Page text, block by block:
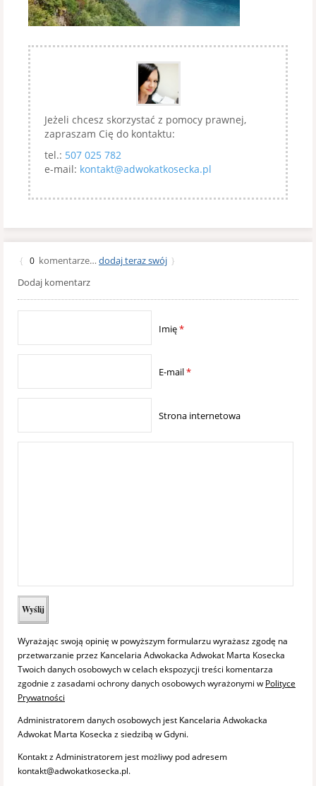
Jeżeli chcesz skorzystać z pomocy prawnej,
zapraszam Cię do kontaktu:
tel.: 507 025 782
e-mail: kontakt@adwokatkosecka.pl
{ 0 komentarze… dodaj teraz swój }
Dodaj komentarz
Imię*
E-mail*
Strona internetowa
Wyrażając swoją opinię w powyższym formularzu wyrażasz zgodę na
przetwarzanie przez Kancelaria Adwokacka Adwokat Marta Kosecka
Twoich danych osobowych w celach ekspozycji treści komentarza
zgodnie z zasadami ochrony danych osobowych wyrażonymi w Polityce
Prywatności
Administratorem danych osobowych jest Kancelaria Adwokacka
Adwokat Marta Kosecka z siedzibą w Gdyni.
Kontakt z Administratorem jest możliwy pod adresem
kontakt@adwokatkosecka.pl.